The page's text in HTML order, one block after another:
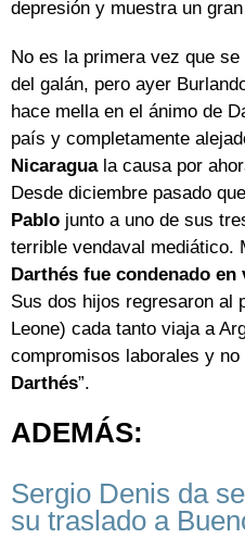
depresión y muestra un
No es la primera vez que
del galán, pero ayer
hace mella en el ánimo de
país y completamente
Nicaraguala causa por
Desde diciembre pasado
Pablo junto a uno de sus
terrible vendaval mediático.
Darthés fue condenado en
Sus dos hijos regresaron al
Leone) cada tanto viaja a
compromisos laborales y no
Darthés”.
ADEMÁS:
Sergio Denis da
su traslado a